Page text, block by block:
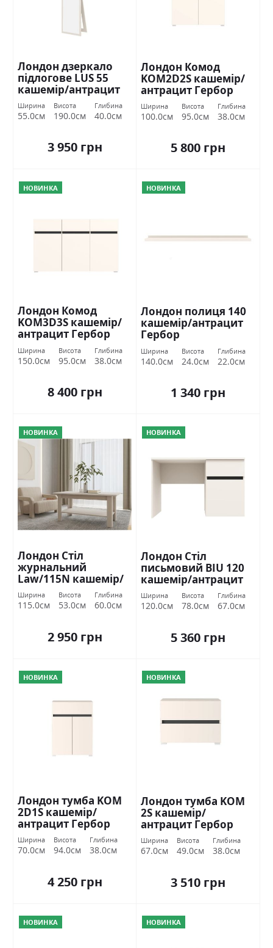
Лондон дзеркало
підлогове LUS 55
кашемір/антрацит
Гербор
Ширина
55.0см
Висота
190.0см
Глибина
40.0см
3 950 грн
Лондон Комод
KOM2D2S кашемір/
антрацит Гербор
Ширина
100.0см
Висота
95.0см
Глибина
38.0см
5 800 грн
НОВИНКА
Лондон Комод
KOM3D3S кашемір/
антрацит Гербор
Ширина
150.0см
Висота
95.0см
Глибина
38.0см
8 400 грн
НОВИНКА
Лондон полиця 140
кашемір/антрацит
Гербор
Ширина
140.0см
Висота
24.0см
Глибина
22.0см
1 340 грн
НОВИНКА
Лондон Стіл
журнальний
Law/115N кашемір/
антрацит Гербор
Ширина
115.0см
Висота
53.0см
Глибина
60.0см
2 950 грн
НОВИНКА
Лондон Стіл
письмовий BIU 120
кашемір/антрацит
Гербор
Ширина
120.0см
Висота
78.0см
Глибина
67.0см
5 360 грн
НОВИНКА
Лондон тумба KOM
2D1S кашемір/
антрацит Гербор
Ширина
70.0см
Висота
94.0см
Глибина
38.0см
4 250 грн
НОВИНКА
Лондон тумба KOM
2S кашемір/
антрацит Гербор
Ширина
67.0см
Висота
49.0см
Глибина
38.0см
3 510 грн
НОВИНКА НОВИНКА